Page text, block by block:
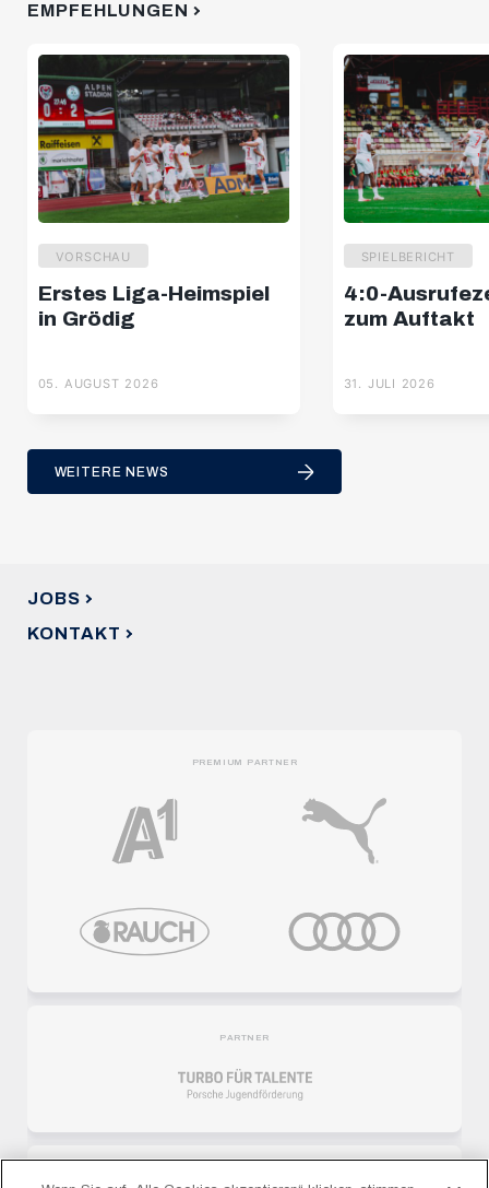
EMPFEHLUNGEN
VORSCHAU
Erstes Liga-Heimspiel
in Grödig
05. AUGUST 2026
SPIELBERICHT
4:0-
zum Auftakt
31. JULI 2026
WEITERE NEWS
JOBS
KONTAKT
PREMIUM PARTNER
PARTNER